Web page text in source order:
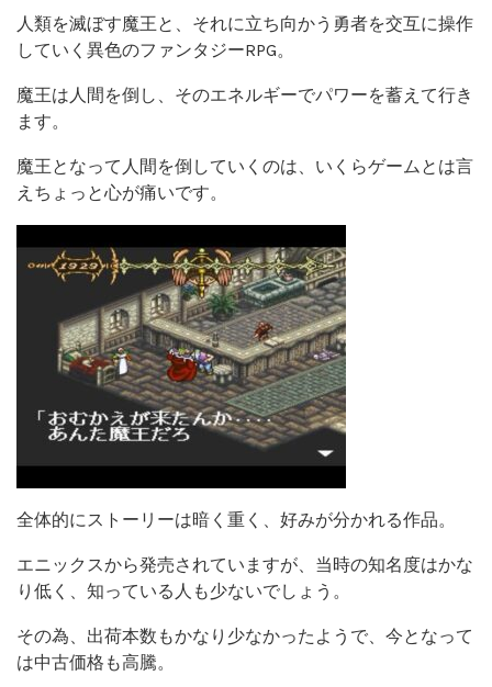
人類を滅ぼす魔王と、それに立ち向かう勇者を交互に操作
していく異色のファンタジーRPG。
魔王は人間を倒し、そのエネルギーでパワーを蓄えて行き
ます。
魔王となって人間を倒していくのは、いくらゲームとは言
えちょっと心が痛いです。
全体的にストーリーは暗く重く、好みが分かれる作品。
エニックスから発売されていますが、当時の知名度はかな
り低く、知っている人も少ないでしょう。
その為、出荷本数もかなり少なかったようで、今となって
は中古価格も高騰。